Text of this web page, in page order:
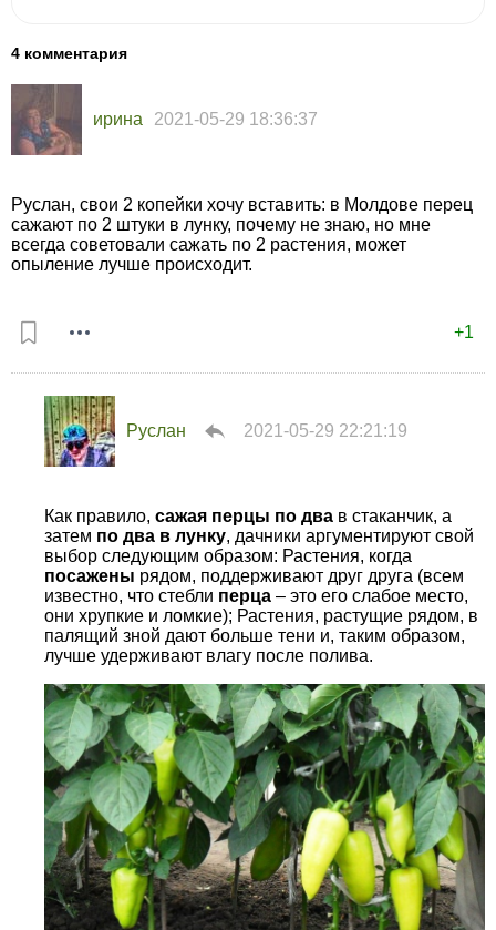
4 комментария
ирина 2021-05-29 18:36:37
+1
Руслан, свои 2 копейки хочу вставить: в Молдове перец
сажают по 2 штуки в лунку, почему не знаю, но мне
всегда советовали сажать по 2 растения, может
опыление лучше происходит.
Руслан 2021-05-29 22:21:19
Как правило, сажая перцы по два в стаканчик, а
затем по два в лунку, дачники аргументируют свой
выбор следующим образом: Растения, когда
посажены рядом, поддерживают друг друга (всем
известно, что стебли перца – это его слабое место,
они хрупкие и ломкие); Растения, растущие рядом, в
палящий зной дают больше тени и, таким образом,
лучше удерживают влагу после полива.